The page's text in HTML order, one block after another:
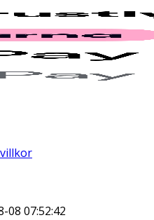
08 07:52:42